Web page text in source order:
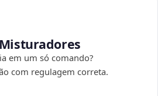
em um só comando?
com regulagem correta.